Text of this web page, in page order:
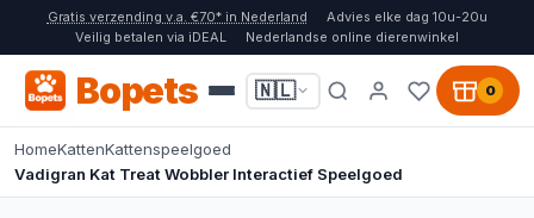
Gratis verzending v.a. €70* in Nederland
Advies elke dag 10u-20u
Veilig betalen via iDEAL
Nederlandse online dierenwinkel
Bopets 🇳🇱 0
HomeKattenKattenspeelgoed
Vadigran Kat Treat Wobbler Interactief Speelgoed